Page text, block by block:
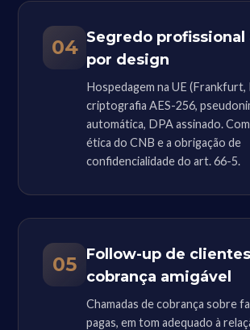
04 Segredo profissional
por design
Hospedagem na UE (Frankfurt,
criptografia AES-256,
automática, DPA assinado.
ética do CNB e a obrigação de
confidencialidade do art. 66-5.
05 Follow-up de
cobrança amigável
Chamadas de cobrança sobre
pagas, em tom adequado à